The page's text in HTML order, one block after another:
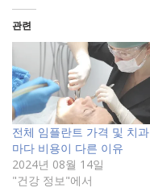
관련
전체 임플란트 가격 및 치과
마다 비용이 다른 이유
2024년 08월 14일
"건강 정보"에서